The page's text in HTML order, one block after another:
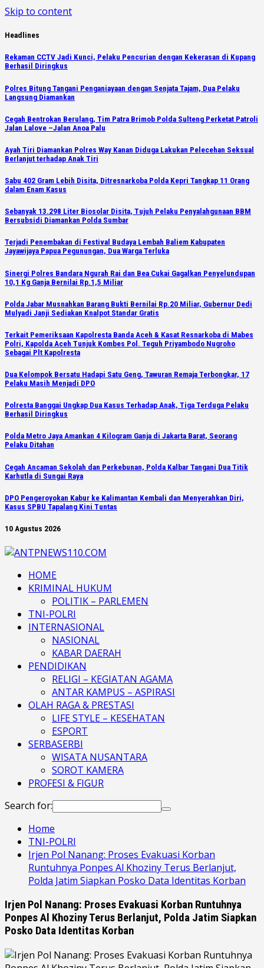
Skip to content
Headlines
Rekaman CCTV Jadi Kunci, Pelaku Pencurian dengan Kekerasan di Kupang
Berhasil Diringkus
Polres Bitung Tangani Penganiayaan dengan Senjata Tajam, Dua Pelaku
Langsung Diamankan
Cegah Bentrokan Berulang, Tim Patra Brimob Polda Sulteng Perketat Patroli
Jalan Lalove –Jalan Anoa Palu
Ayah Tiri Diamankan Polres Way Kanan Diduga Lakukan Pelecehan Seksual
Berlanjut terhadap Anak Tiri
Sabu 402 Gram Lebih Disita, Ditresnarkoba Polda Kepri Tangkap 11 Orang
dalam Enam Kasus
Sebanyak 13.298 Liter Biosolar Disita, Tujuh Pelaku Penyalahgunaan BBM
Bersubsidi Diamankan Polda Sumbar
Terjadi Penembakan di Festival Budaya Lembah Baliem Kabupaten
Jayawijaya Papua Pegunungan, Dua Warga Terluka
Sinergi Polres Bandara Ngurah Rai dan Bea Cukai Gagalkan Penyelundupan
10,1 Kg Ganja Bernilai Rp.1,5 Miliar
Polda Jabar Musnahkan Barang Bukti Bernilai Rp.20 Miliar, Gubernur Dedi
Mulyadi Janji Sediakan Knalpot Standar Gratis
Terkait Pemeriksaan Kapolresta Banda Aceh & Kasat Resnarkoba di Mabes
Polri, Kapolda Aceh Tunjuk Kombes Pol. Teguh Priyambodo Nugroho
Sebagai Plt Kapolresta
Dua Kelompok Bersatu Hadapi Satu Geng, Tawuran Remaja Terbongkar, 17
Pelaku Masih Menjadi DPO
Polresta Banggai Ungkap Dua Kasus Terhadap Anak, Tiga Terduga Pelaku
Berhasil Diringkus
Polda Metro Jaya Amankan 4 Kilogram Ganja di Jakarta Barat, Seorang
Pelaku Ditahan
Cegah Ancaman Sekolah dan Perkebunan, Polda Kalbar Tangani Dua Titik
Karhutla di Sungai Raya
DPO Pengeroyokan Kabur ke Kalimantan Kembali dan Menyerahkan Diri,
Kasus SPBU Tapalang Kini Tuntas
10 Agustus 2026
HOME
KRIMINAL HUKUM
POLITIK – PARLEMEN
TNI-POLRI
INTERNASIONAL
NASIONAL
KABAR DAERAH
PENDIDIKAN
RELIGI – KEGIATAN AGAMA
ANTAR KAMPUS – ASPIRASI
OLAH RAGA & PRESTASI
LIFE STYLE – KESEHATAN
ESPORT
SERBASERBI
WISATA NUSANTARA
SOROT KAMERA
PROFESI & FIGUR
Search for:
Home
TNI-POLRI
Irjen Pol Nanang: Proses Evakuasi Korban
Runtuhnya Ponpes Al Khoziny Terus Berlanjut,
Polda Jatim Siapkan Posko Data Identitas Korban
Irjen Pol Nanang: Proses Evakuasi Korban Runtuhnya
Ponpes Al Khoziny Terus Berlanjut, Polda Jatim Siapkan
Posko Data Identitas Korban